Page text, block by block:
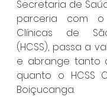
Secretaria de
parceria com
Clínicas de
(HCSS), passa a
e abrange tanto
quanto o HCSS
Boiçucanga.